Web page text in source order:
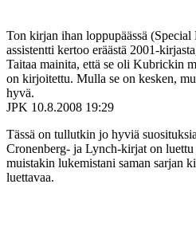
Ton kirjan ihan loppupäässä
assistentti kertoo eräästä 2001-
Taitaa mainita, että se oli Kubrickin
on kirjoitettu. Mulla se on kesken,
hyvä.
JPK 10.8.2008 19:29
Tässä on tullutkin jo hyviä
Cronenberg- ja Lynch-kirjat on
muistakin lukemistani saman sarjan
luettavaa.